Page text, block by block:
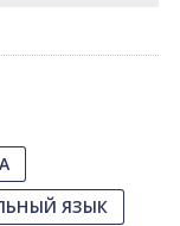
ЯЗЫК